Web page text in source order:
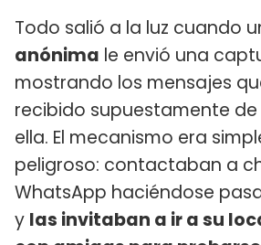
Todo salió a la luz cuando
anónima le envió una
mostrando los mensajes
recibido supuestamente
ella. El mecanismo era
peligroso: contactaban a
WhatsApp haciéndose
y las invitaban a ir a su